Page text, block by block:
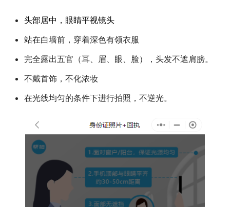
头部居中，眼睛平视镜头
站在白墙前，穿着深色有领衣服
完全露出五官（耳、眉、眼、脸），头发不遮肩膀。
不戴首饰，不化浓妆
在光线均匀的条件下进行拍照，不逆光。